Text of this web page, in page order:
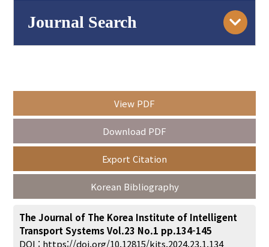
Journal Search
Year(s) :
to
View PDF
Download PDF
Export Citation
Korean Bibliography
The Journal of The Korea Institute of Intelligent
Transport Systems Vol.23 No.1 pp.134-145
DOI : https://doi.org/10.12815/kits.2024.23.1.134